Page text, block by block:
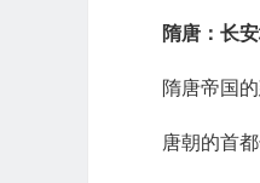
隋唐：长
隋唐帝国
唐朝的首